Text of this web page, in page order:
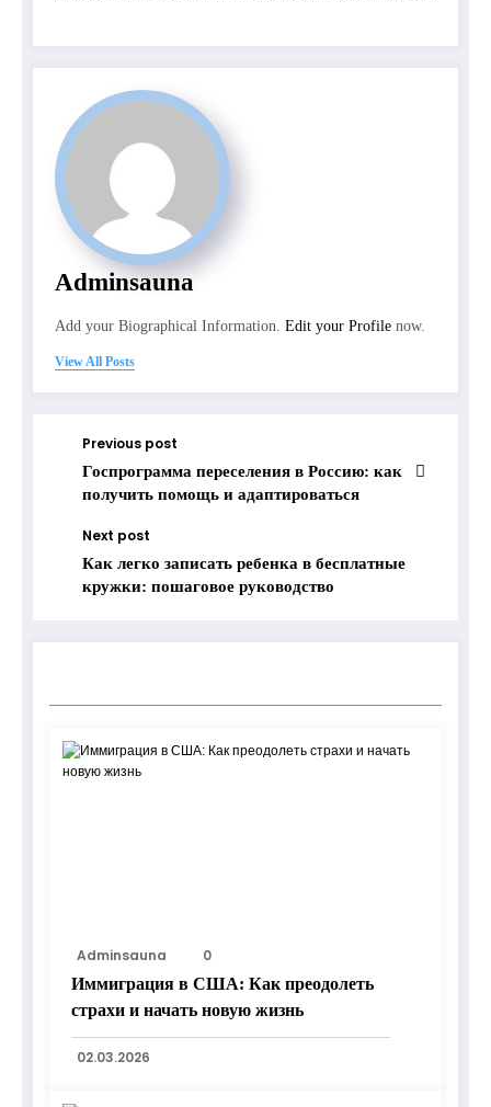
Adminsauna
Add your Biographical Information. Edit your Profile now.
View All Posts
Previous post
Госпрограмма переселения в Россию: как
получить помощь и адаптироваться
Next post
Как легко записать ребенка в бесплатные
кружки: пошаговое руководство
Adminsauna
0
Иммиграция в США: Как преодолеть
страхи и начать новую жизнь
02.03.2026